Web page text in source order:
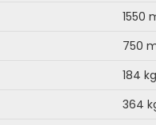
1550
750
184 kg
364